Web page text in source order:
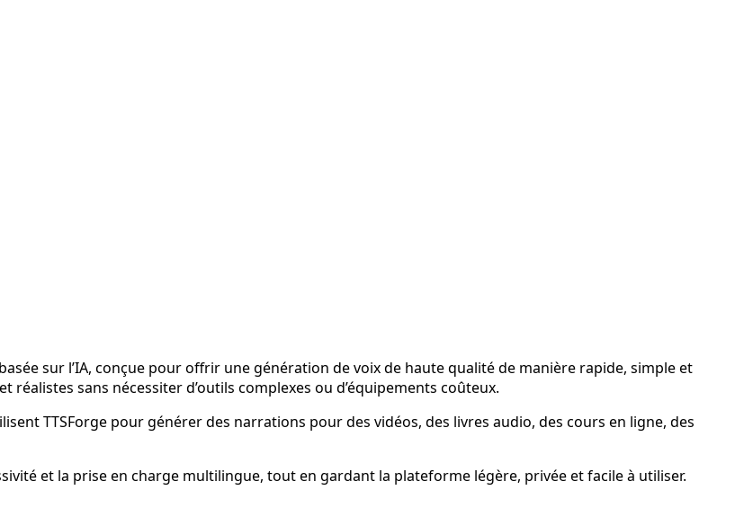
sur l’IA, conçue pour offrir une génération de voix de haute qualité de manière rapide, simple et
sans nécessiter d’outils complexes ou d’équipements coûteux.
TTSForge pour générer des narrations pour des vidéos, des livres audio, des cours en ligne, des
et la prise en charge multilingue, tout en gardant la plateforme légère, privée et facile à utiliser.